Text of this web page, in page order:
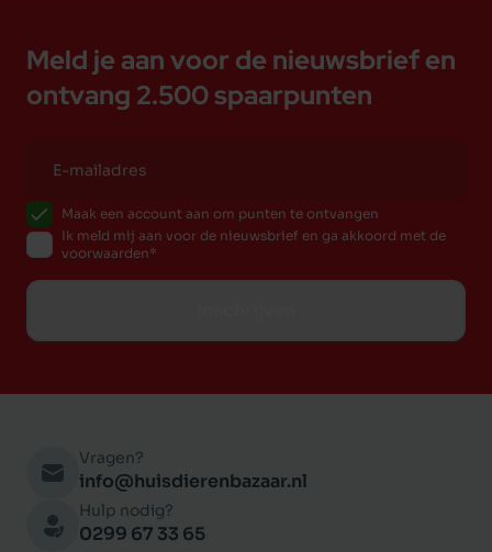
Meld je aan voor de nieuwsbrief en
ontvang 2.500 spaarpunten
Maak een account aan om punten te ontvangen
Ik meld mij aan voor de nieuwsbrief en ga akkoord met de
voorwaarden
Vragen?
info@huisdierenbazaar.nl
Hulp nodig?
0299 67 33 65